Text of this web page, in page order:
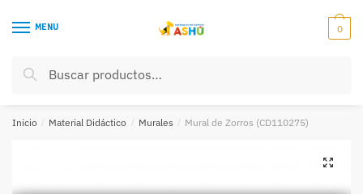
MENU
Buscar
Buscar
0
Inicio / Material Didáctico / Murales / Mural de Zorros (CD110275)